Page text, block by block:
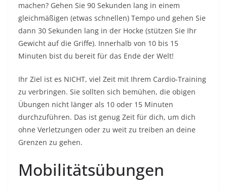
machen? Gehen Sie 90 Sekunden lang in einem
gleichmäßigen (etwas schnellen) Tempo und gehen Sie
dann 30 Sekunden lang in der Hocke (stützen Sie Ihr
Gewicht auf die Griffe). Innerhalb von 10 bis 15
Minuten bist du bereit für das Ende der Welt!
Ihr Ziel ist es NICHT, viel Zeit mit Ihrem Cardio-Training
zu verbringen. Sie sollten sich bemühen, die obigen
Übungen nicht länger als 10 oder 15 Minuten
durchzuführen. Das ist genug Zeit für dich, um dich
ohne Verletzungen oder zu weit zu treiben an deine
Grenzen zu gehen.
Mobilitätsübungen